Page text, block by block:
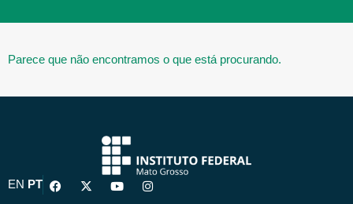
Parece que não encontramos o que está procurando.
EN PT
F
a
X
-
Y
o
I
n